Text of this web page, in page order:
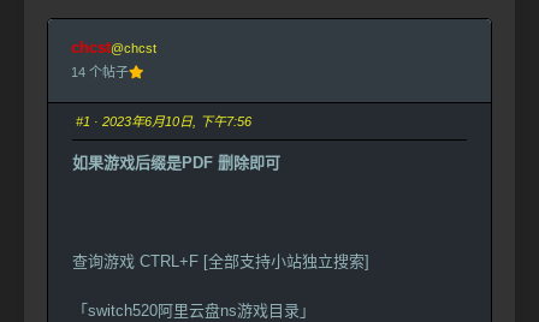
chcst@chcst
14 个帖子
#1 · 2023年6月10日, 下午7:56
如果游戏后缀是PDF 删除即可
查询游戏 CTRL+F [全部支持小站独立搜索]
「switch520阿里云盘ns游戏目录」